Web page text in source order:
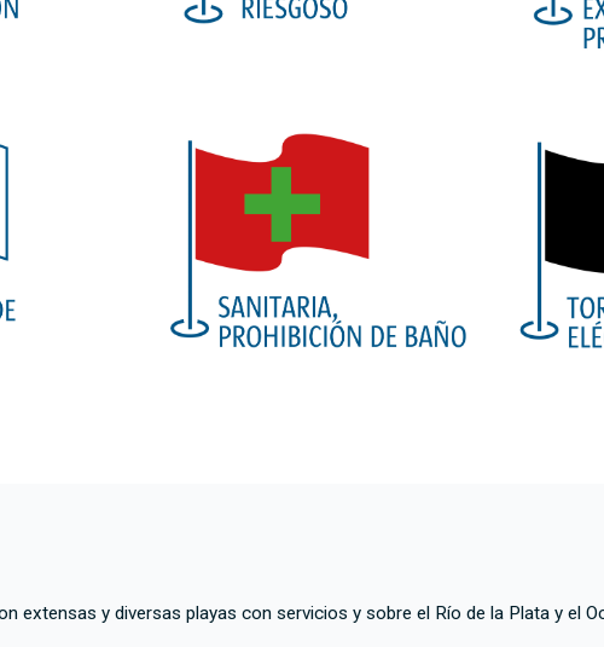
extensas y diversas playas con servicios y sobre el Río de la Plata y el